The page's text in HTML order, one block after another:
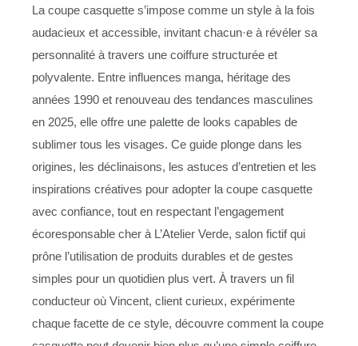
La coupe casquette s’impose comme un style à la fois
audacieux et accessible, invitant chacun·e à révéler sa
personnalité à travers une coiffure structurée et
polyvalente. Entre influences manga, héritage des
années 1990 et renouveau des tendances masculines
en 2025, elle offre une palette de looks capables de
sublimer tous les visages. Ce guide plonge dans les
origines, les déclinaisons, les astuces d’entretien et les
inspirations créatives pour adopter la coupe casquette
avec confiance, tout en respectant l’engagement
écoresponsable cher à L’Atelier Verde, salon fictif qui
prône l’utilisation de produits durables et de gestes
simples pour un quotidien plus vert. À travers un fil
conducteur où Vincent, client curieux, expérimente
chaque facette de ce style, découvre comment la coupe